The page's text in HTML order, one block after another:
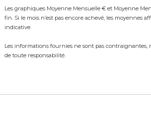
Les graphiques Moyenne Mensuelle € et Moyenne
fin. Si le mois n’est pas encore achevé, les moyennes
indicative.
Les informations fournies ne sont pas contraignantes,
de toute responsabilité.